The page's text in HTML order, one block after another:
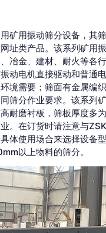
用振动筛分设备，
类产品。该系列矿用振
力、冶金、建材、
振动电机直接驱动和普通
要；筛面有金属编织网
同筛分作业要求。该
高耐磨衬板，筛板厚
。在订货时请注意与
具体使用场合来选择设备
以上物料的筛分。